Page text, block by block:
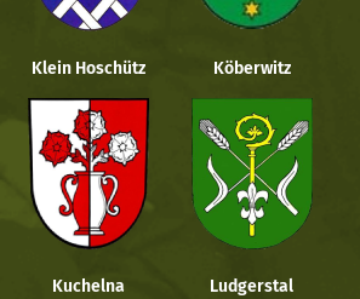
Klein Hoschütz Köberwitz
Kuchelna Ludgerstal